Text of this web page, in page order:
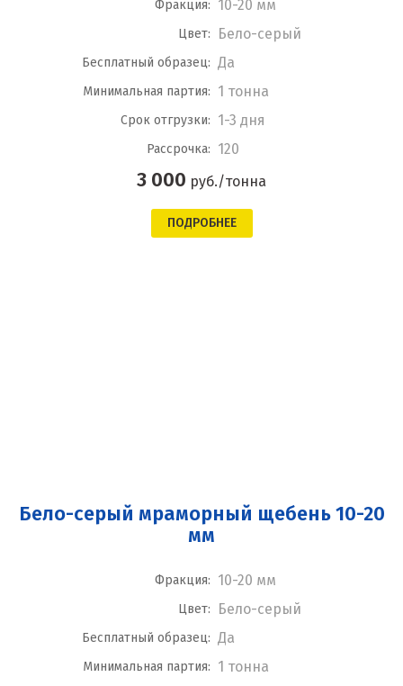
Фракция: 10-20 мм
Цвет: Бело-серый
Бесплатный образец: Да
Минимальная партия: 1 тонна
Срок отгрузки: 1-3 дня
Рассрочка: 120
3 000 руб./тонна
ПОДРОБНЕЕ
Бело-серый мраморный щебень 10-20
мм
Фракция: 10-20 мм
Цвет: Бело-серый
Бесплатный образец: Да
Минимальная партия: 1 тонна